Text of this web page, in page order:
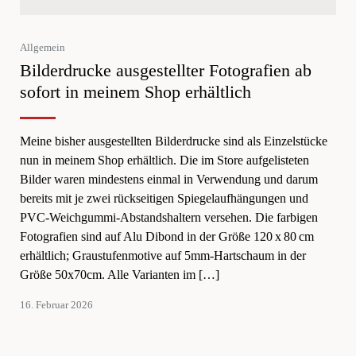
Allgemein
Bilderdrucke ausgestellter Fotografien ab
sofort in meinem Shop erhältlich
Meine bisher ausgestellten Bilderdrucke sind als Einzelstücke
nun in meinem Shop erhältlich. Die im Store aufgelisteten
Bilder waren mindestens einmal in Verwendung und darum
bereits mit je zwei rückseitigen Spiegelaufhängungen und
PVC-Weichgummi-Abstandshaltern versehen. Die farbigen
Fotografien sind auf Alu Dibond in der Größe 120 x 80 cm
erhältlich; Graustufenmotive auf 5mm-Hartschaum in der
Größe 50x70cm. Alle Varianten im […]
16. Februar 2026